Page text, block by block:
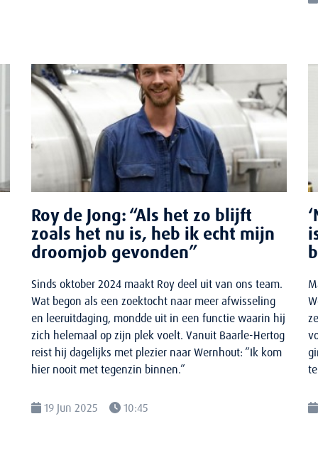
Roy de Jong: “Als het zo blijft
zoals het nu is, heb ik echt mijn
droomjob gevonden”
Sinds oktober 2024 maakt Roy deel uit van ons team.
Wat begon als een zoektocht naar meer afwisseling
en leeruitdaging, mondde uit in een functie waarin hij
zich helemaal op zijn plek voelt. Vanuit Baarle-Hertog
reist hij dagelijks met plezier naar Wernhout: “Ik kom
hier nooit met tegenzin binnen.”
19 Jun 2025 10:45